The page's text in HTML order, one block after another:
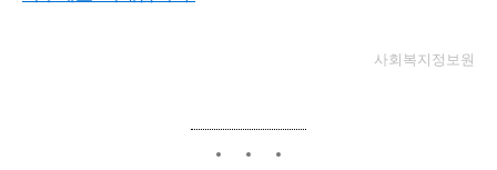
사회복지정보원